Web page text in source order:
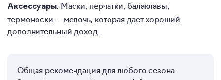
Аксессуары . Маски, перчатки, балаклавы,
термоноски — мелочь, которая дает хороший
дополнительный доход.
Общая рекомендация для любого сезона.